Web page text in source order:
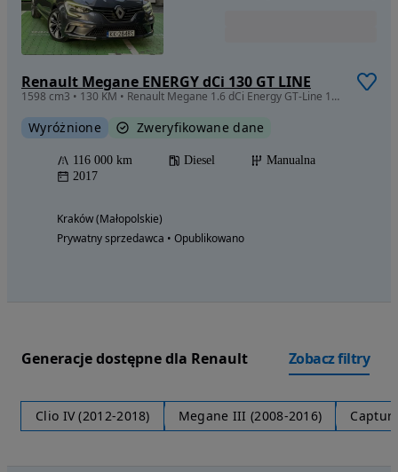
Renault Megane ENERGY dCi 130 GT LINE
1598 cm3 • 130 KM • Renault Megane 1.6 dCi Energy GT-Line 130 KM
Wyróżnione Zweryfikowane dane
116 000 km Diesel
Manualna
2017
Kraków (Małopolskie)
Prywatny sprzedawca • Opublikowano
Generacje dostępne dla Renault Zobacz filtry
Clio IV (2012-2018) Megane III (2008-2016) Captur